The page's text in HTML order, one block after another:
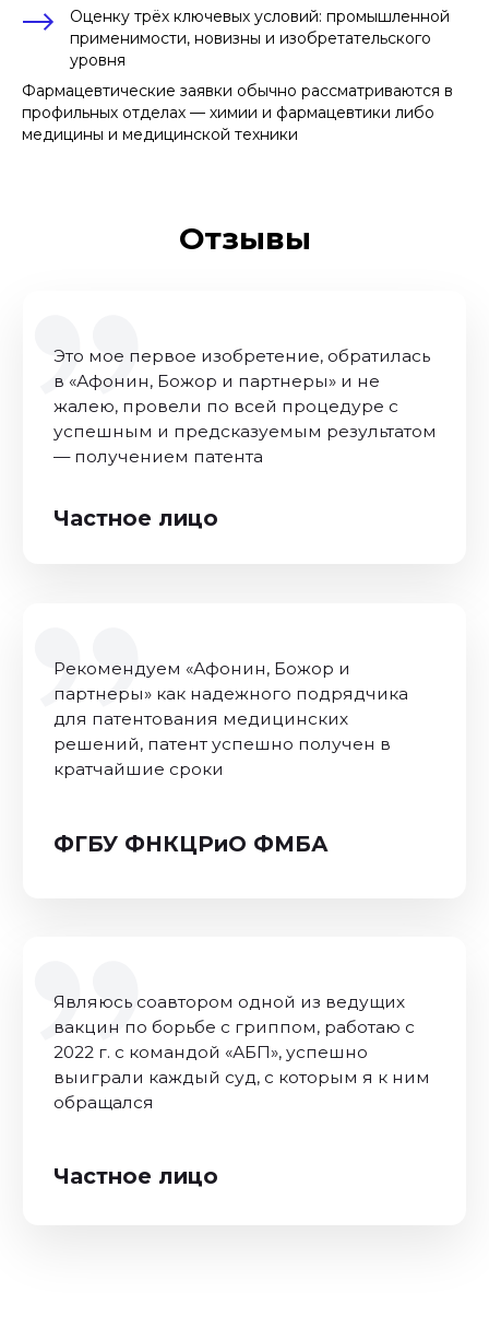
Оценку трёх ключевых условий: промышленной
применимости, новизны и изобретательского
уровня
Фармацевтические заявки обычно рассматриваются в
профильных отделах — химии и фармацевтики либо
медицины и медицинской техники
Отзывы